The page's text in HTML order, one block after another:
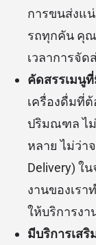
การขนส่งแ
รถทุกคัน คุ
เวลาการจัด
คัดสรรเมนูที่
เครื่องดื่มที่
ปริมณฑล ไ
หลาย ไม่ว่า
Delivery) ใ
งานของเรา
ให้บริการงา
มีบริการเสริ